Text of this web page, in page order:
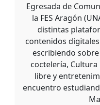
Egresada de
la FES Aragón
distintas
contenidos
escribiendo
coctelería,
libre y
encuentro